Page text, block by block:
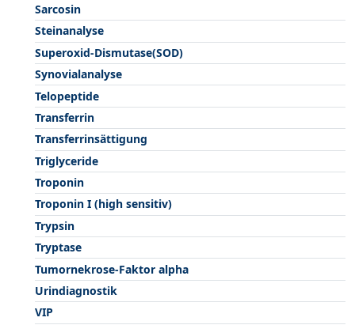
Sarcosin
Steinanalyse
Superoxid-Dismutase(SOD)
Synovialanalyse
Telopeptide
Transferrin
Transferrinsättigung
Triglyceride
Troponin
Troponin I (high sensitiv)
Trypsin
Tryptase
Tumornekrose-Faktor alpha
Urindiagnostik
VIP